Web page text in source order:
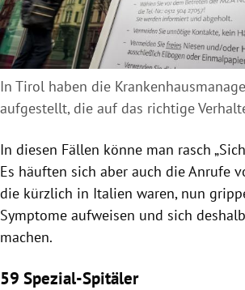
In Tirol haben die
aufgestellt, die auf das richtige
In diesen Fällen könne man rasch
Es häuften sich aber auch die Anrufe
die kürzlich in Italien waren, nun
Symptome aufweisen und sich
machen.
59 Spezial-Spitäler